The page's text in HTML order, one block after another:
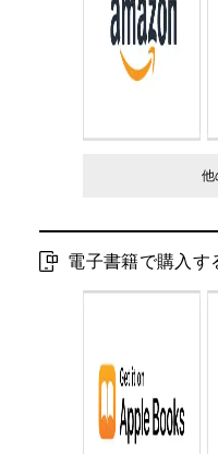
判型：
他
電子書籍で購入す